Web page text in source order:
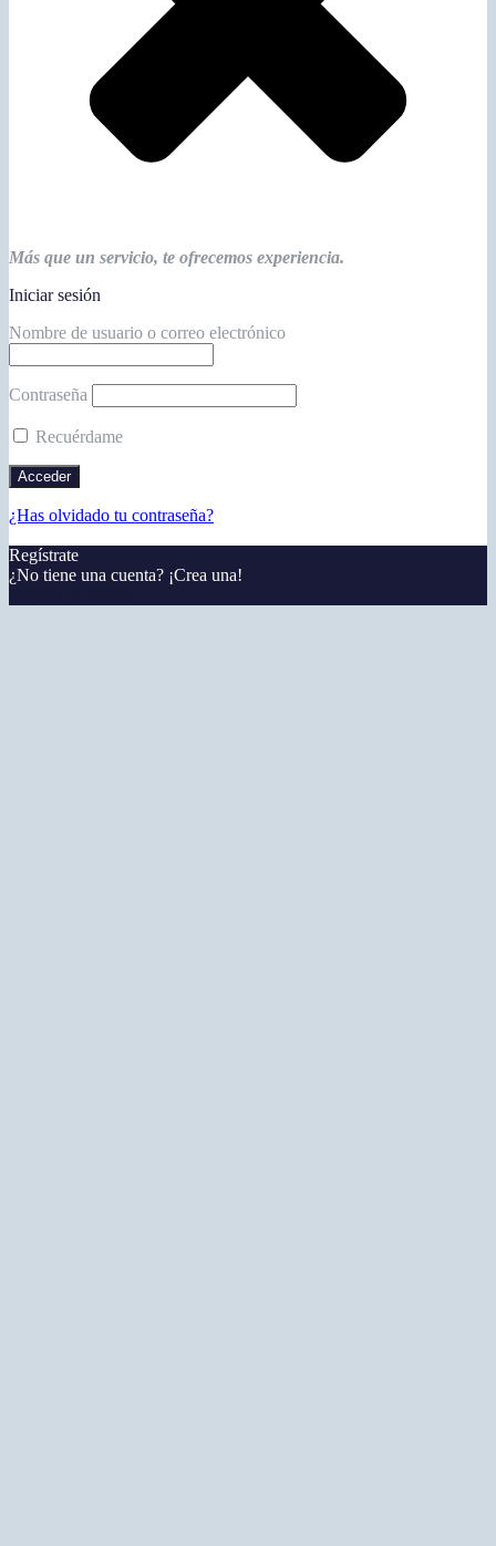
Más que un servicio, te ofrecemos experiencia.
Iniciar sesión
Nombre de usuario o correo electrónico
Contraseña
Recuérdame
¿Has olvidado tu contraseña?
Regístrate
¿No tiene una cuenta? ¡Crea una!